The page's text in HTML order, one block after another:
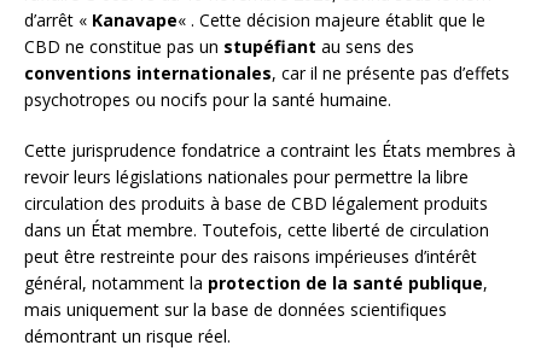
d’arrêt « Kanavape« . Cette décision majeure établit que le
CBD ne constitue pas un stupéfiant au sens des
conventions internationales, car il ne présente pas d’effets
psychotropes ou nocifs pour la santé humaine.
Cette jurisprudence fondatrice a contraint les États membres à
revoir leurs législations nationales pour permettre la libre
circulation des produits à base de CBD légalement produits
dans un État membre. Toutefois, cette liberté de circulation
peut être restreinte pour des raisons impérieuses d’intérêt
général, notamment la protection de la santé publique,
mais uniquement sur la base de données scientifiques
démontrant un risque réel.